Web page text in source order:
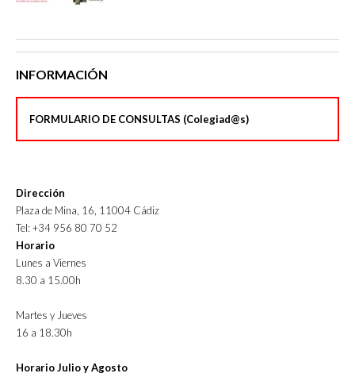
INFORMACIÓN
FORMULARIO DE CONSULTAS (Colegiad@s)
Dirección
Plaza de Mina, 16, 11004 Cádiz
Tel: +34 956 80 70 52
Horario
Lunes a Viernes
8.30 a 15.00h
Martes y Jueves
16 a 18.30h
Horario Julio y Agosto